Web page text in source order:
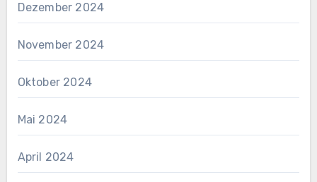
Dezember 2024
November 2024
Oktober 2024
Mai 2024
April 2024